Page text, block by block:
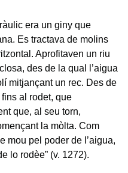
era un giny que
Es tractava de molins
Aprofitaven un riu
des de la qual l’aigua
mitjançant un rec. Des de
al rodet, que
que, al seu torn,
la mòlta. Com
mou pel poder de l’aigua,
lo rodèe” (v. 1272).